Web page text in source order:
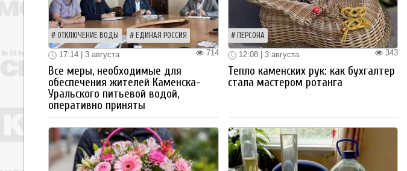
ОТКЛЮЧЕНИЕ ВОДЫ ЕДИНАЯ РОССИЯ
714
17:14 | 3 августа
Все меры, необходимые для
обеспечения жителей Каменска-
Уральского питьевой водой,
оперативно приняты
ПЕРСОНА
343
12:08 | 3 августа
Тепло каменских рук: как бухгалтер
стала мастером ротанга